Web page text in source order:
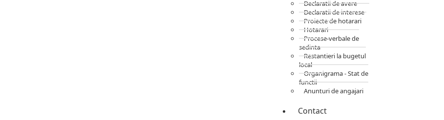
Declaratii de avere
Declaratii de interese
Proiecte de hotarari
Hotarari
Procese-verbale de
sedinta
Restantieri la bugetul
local
Organigrama - Stat de
functii
Anunturi de angajari
Contact